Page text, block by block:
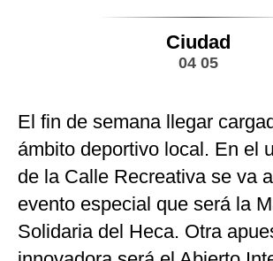
Ciudad
04 05
El fin de semana llegar
ámbito deportivo local. En el
de la Calle Recreativa se va
evento especial que será la
Solidaria del Heca. Otra